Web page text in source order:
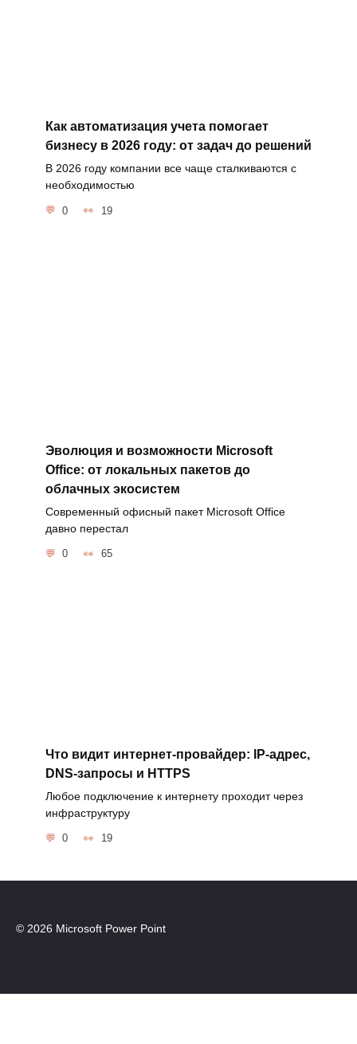
Как автоматизация учета помогает
бизнесу в 2026 году: от задач до решений
В 2026 году компании все чаще сталкиваются с
необходимостью
0 19
Эволюция и возможности Microsoft
Office: от локальных пакетов до
облачных экосистем
Современный офисный пакет Microsoft Office
давно перестал
0 65
Что видит интернет-провайдер: IP-адрес,
DNS-запросы и HTTPS
Любое подключение к интернету проходит через
инфраструктуру
0 19
© 2026 Microsoft Power Point